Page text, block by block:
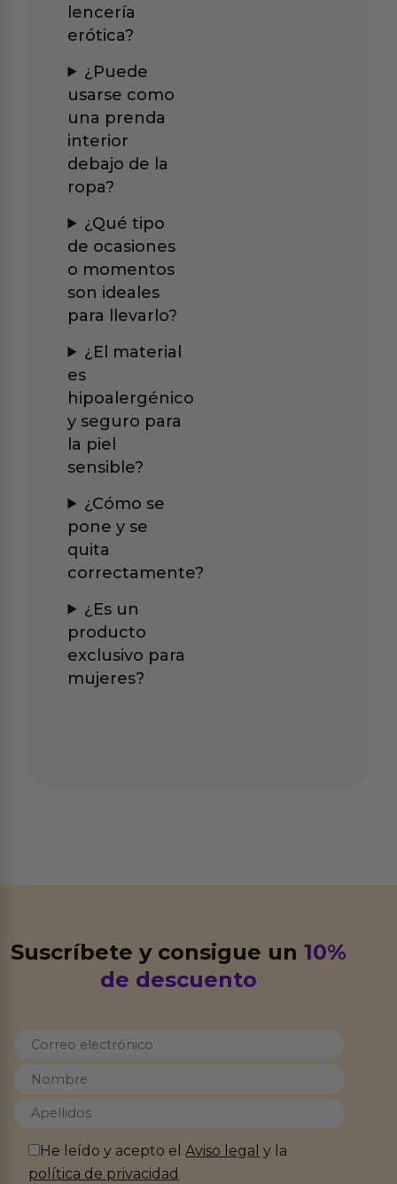
lencería
erótica?
¿Puede
usarse como
una prenda
interior
debajo de la
ropa?
¿Qué tipo
de ocasiones
o momentos
son ideales
para llevarlo?
¿El material
es
hipoalergénico
y seguro para
la piel
sensible?
¿Cómo se
pone y se
quita
correctamente?
¿Es un
producto
exclusivo para
mujeres?
Suscríbete y consigue un10%
de descuento
He leído y acepto elAviso legal y la
política de privacidad